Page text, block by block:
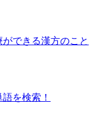
できる漢方のこと
を検索！